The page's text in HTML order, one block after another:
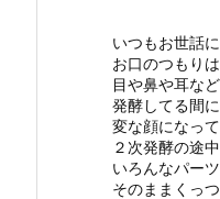
いつもお世話に
お口のつもり
目や鼻や耳な
発酵してる間
変な顔になっ
２次発酵の途
いろんなパー
そのままくっ